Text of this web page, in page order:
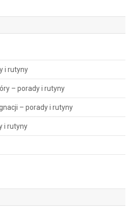
i rutyny
– porady i rutyny
– porady i rutyny
i rutyny